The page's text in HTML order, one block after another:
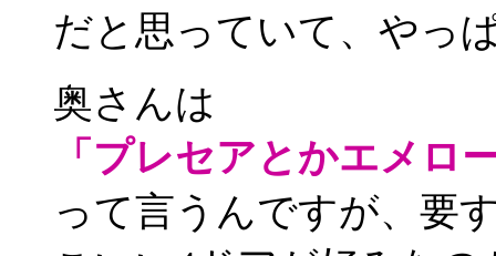
だと思っていて、やっ
奥さんは
「プレセアとかエメロ
って言うんですが、要